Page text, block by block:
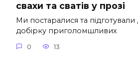
свахи та сватів у прозі
Ми постаралися та підготували
добірку приголомшливих
0 13